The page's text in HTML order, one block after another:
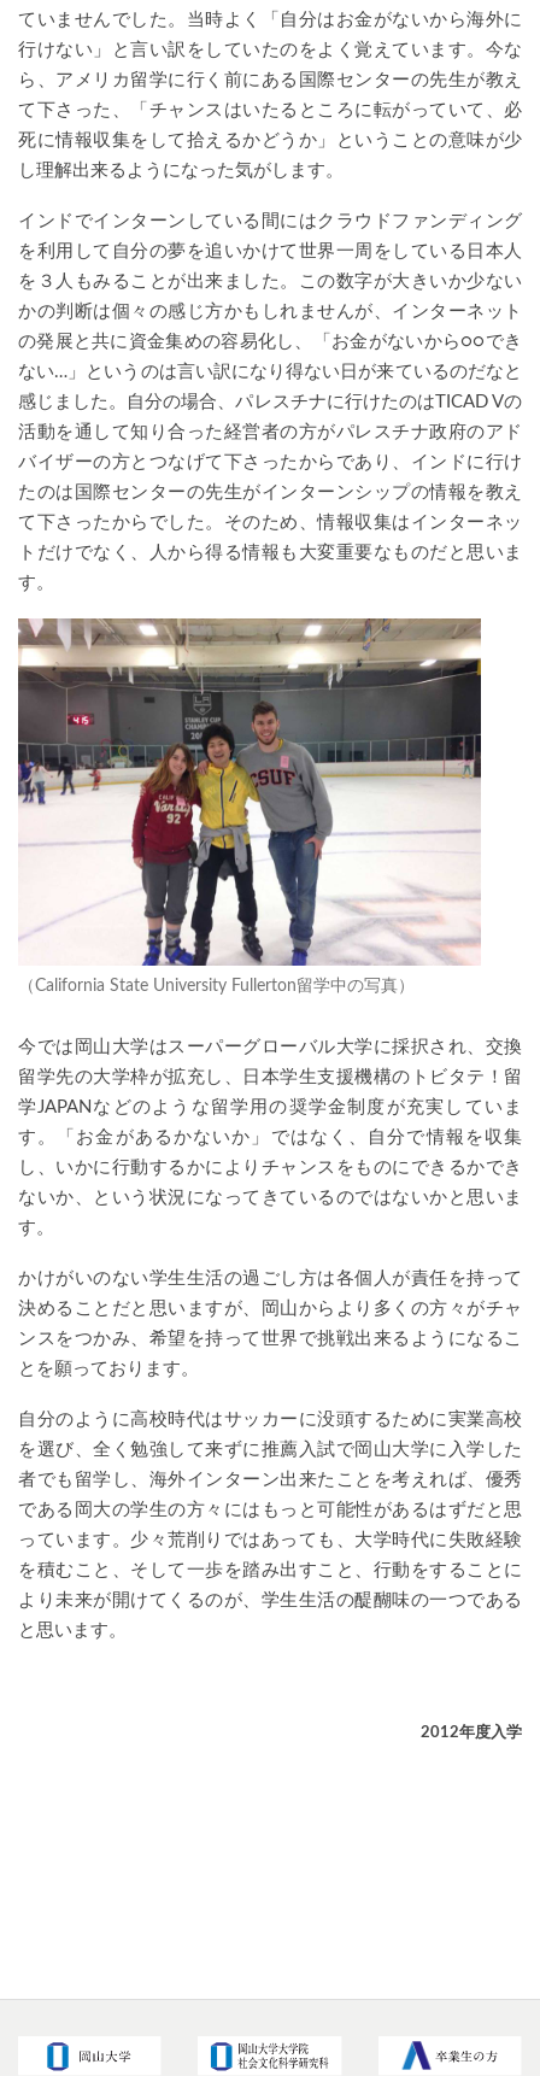
ていませんでした。当時よく「自分はお金がないから海外に
行けない」と言い訳をしていたのをよく覚えています。今な
ら、アメリカ留学に行く前にある国際センターの先生が教え
て下さった、「チャンスはいたるところに転がっていて、必
死に情報収集をして拾えるかどうか」ということの意味が少
し理解出来るようになった気がします。
インドでインターンしている間にはクラウドファンディング
を利用して自分の夢を追いかけて世界一周をしている日本人
を３人もみることが出来ました。この数字が大きいか少ない
かの判断は個々の感じ方かもしれませんが、インターネット
の発展と共に資金集めの容易化し、「お金がないから○○でき
ない…」というのは言い訳になり得ない日が来ているのだなと
感じました。自分の場合、パレスチナに行けたのはTICAD Vの
活動を通して知り合った経営者の方がパレスチナ政府のアド
バイザーの方とつなげて下さったからであり、インドに行け
たのは国際センターの先生がインターンシップの情報を教え
て下さったからでした。そのため、情報収集はインターネッ
トだけでなく、人から得る情報も大変重要なものだと思いま
す。
（California State University Fullerton留学中の写真）
今では岡山大学はスーパーグローバル大学に採択され、交換
留学先の大学枠が拡充し、日本学生支援機構のトビタテ！留
学JAPANなどのような留学用の奨学金制度が充実していま
す。「お金があるかないか」ではなく、自分で情報を収集
し、いかに行動するかによりチャンスをものにできるかでき
ないか、という状況になってきているのではないかと思いま
す。
かけがいのない学生生活の過ごし方は各個人が責任を持って
決めることだと思いますが、岡山からより多くの方々がチャ
ンスをつかみ、希望を持って世界で挑戦出来るようになるこ
とを願っております。
自分のように高校時代はサッカーに没頭するために実業高校
を選び、全く勉強して来ずに推薦入試で岡山大学に入学した
者でも留学し、海外インターン出来たことを考えれば、優秀
である岡大の学生の方々にはもっと可能性があるはずだと思
っています。少々荒削りではあっても、大学時代に失敗経験
を積むこと、そして一歩を踏み出すこと、行動をすることに
より未来が開けてくるのが、学生生活の醍醐味の一つである
と思います。
2012年度入学